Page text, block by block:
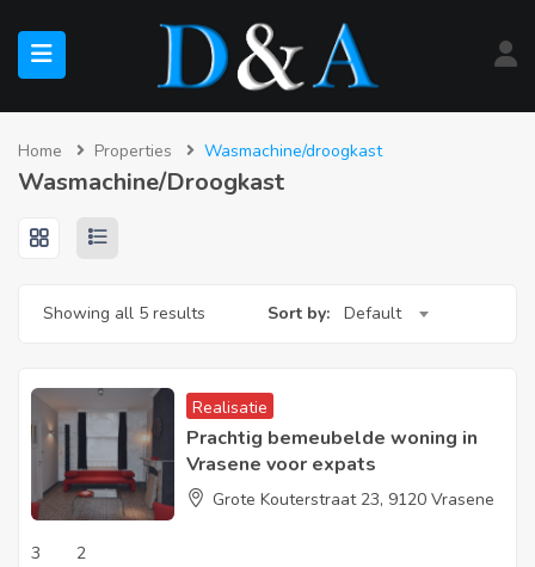
(Te Koop)
Home Properties Wasmachine/droogkast
Wasmachine/droogkast
Showing all 5 results Sort by: Default
Realisatie
Prachtig bemeubelde woning in
Vrasene voor expats
Grote Kouterstraat 23, 9120 Vrasene
3 2